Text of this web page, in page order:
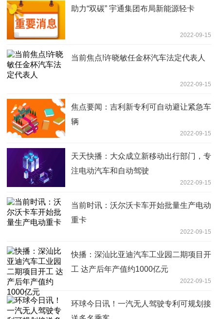
助力“双碳” 宇通集团布局新能源轻卡
2022-09-15
当前焦点!许晓敏任金杯汽车法定代表人
2022-09-15
焦点要闻：吉利新专利可自动避让紧急车
辆
2022-09-15
天天快播：大众成立新移动出行部门，专
注电动汽车和自动驾驶
2022-09-15
当前时讯：沃尔沃卡车开始批量生产电动
重卡
2022-09-15
快播：深汕比亚迪汽车工业园二期项目开
工 达产后年产值约1000亿元
2022-09-15
环球今日讯！一汽无人驾驶专利可规划接